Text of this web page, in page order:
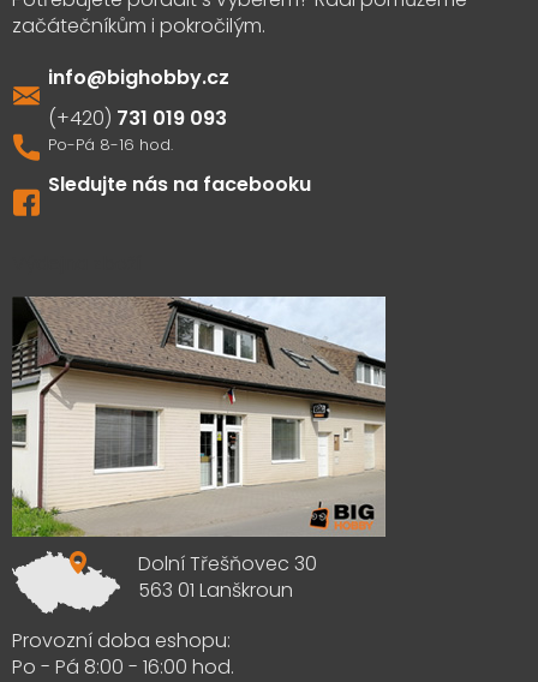
info@bighobby.cz
731 019 093
Sledujte nás na facebooku
Dolní Třešňovec 30
563 01 Lanškroun
Provozní doba eshopu:
Po - Pá 8:00 - 16:00 hod.